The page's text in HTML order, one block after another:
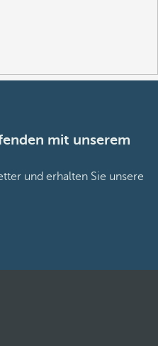
mit unserem
und erhalten Sie unsere